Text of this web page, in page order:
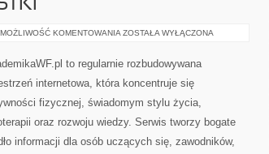
MOŻLIWOŚĆ KOMENTOWANIA HISTORIA
ZOSTAŁA WYŁĄCZONA
to regularnie rozbudowywana
internetowa, która koncentruje się
fizycznej, świadomym stylu życia,
oraz rozwoju wiedzy. Serwis tworzy bogate
informacji dla osób uczących się, zawodników,